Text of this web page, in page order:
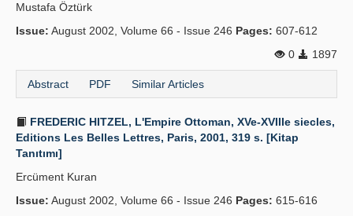
Mustafa Öztürk
Issue: August 2002, Volume 66 - Issue 246 Pages: 607-612
0
1897
Abstract PDF Similar Articles
FREDERIC HITZEL, L'Empire Ottoman, XVe-XVIIIe siecles,
Editions Les Belles Lettres, Paris, 2001, 319 s. [Kitap
Tanıtımı]
Ercüment Kuran
Issue: August 2002, Volume 66 - Issue 246 Pages: 615-616